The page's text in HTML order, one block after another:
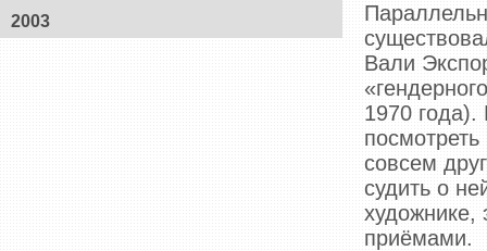
2003
Вали
1970 года).
совсем
судить о
приёмами.